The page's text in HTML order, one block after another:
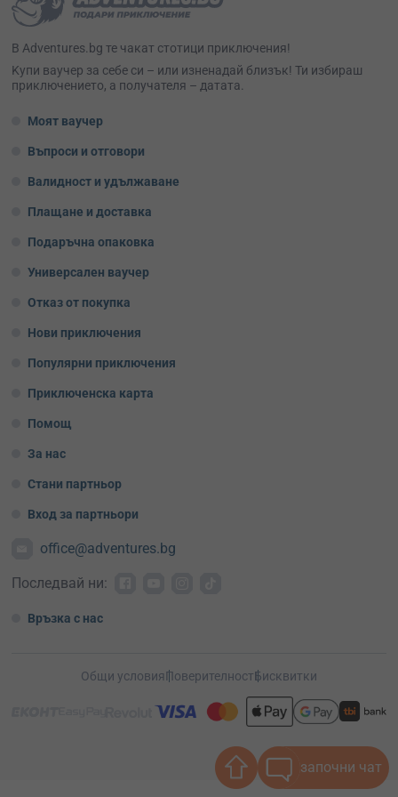
В Adventures.bg те чакат стотици приключения!
Kупи ваучер за себе си – или изненадай близък! Ти избираш
приключението, а получателя – датата.
Моят ваучер
Въпроси и отговори
Валидност и удължаване
Плащане и доставка
Подаръчна опаковка
Универсален ваучер
Отказ от покупка
Нови приключения
Популярни приключения
Приключенска карта
Помощ
За нас
Стани партньор
Вход за партньори
office@adventures.bg
Последвай ни:
Връзка с нас
Общи условияПоверителностБисквитки
започни чат